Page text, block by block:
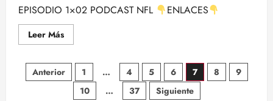
EPISODIO 1×02 PODCAST NFL ENLACES
Leer MásLeer
más
SPORTS
CAFÉ
1X02:
Paginación
Anterior 1 … 4 5 6 7 8
9
10
… 37 Siguiente